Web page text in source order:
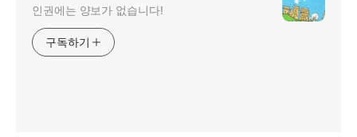
인권에는 양보가 없습니다!
구독하기